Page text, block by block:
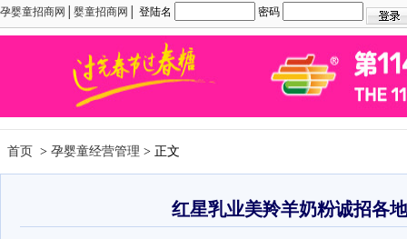
孕婴童招商网 婴童招商网 │ 登陆名 密码
首页 > 孕婴童经营管理 > 正文
红星乳业美羚羊奶粉诚招各